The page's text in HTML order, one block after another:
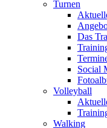
Turnen
Das
Social
Volleyball
Walking